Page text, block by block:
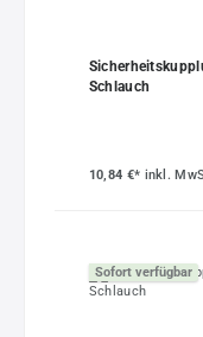
Schlauch
10,84 €* inkl.
Sofort verfügbar